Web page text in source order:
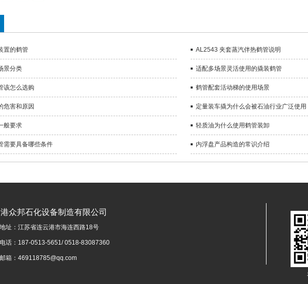
置的鹤管 AL2543 夹套蒸汽伴热鹤管说明
景分类 适配多场景灵活使用的撬装鹤管
该怎么选购 鹤管配套活动梯的使用场景
危害和原因 定量装车撬为什么会被石油行业广泛使用
般要求 轻质油为什么使用鹤管装卸
需要具备哪些条件 内浮盘产品构造的常识介绍
众邦石化设备制造有限公司
地址：江苏省连云港市海连西路18号
电话：187-0513-5651/ 0518-83087360
邮箱：469118785@qq.com